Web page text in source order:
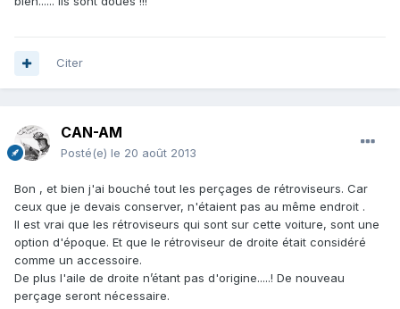
Citer
CAN-AM
Posté(e) le 20 août 2013
Bon , et bien j'ai bouché tout les perçages de rétroviseurs. Car
ceux que je devais conserver, n'étaient pas au même endroit .
Il est vrai que les rétroviseurs qui sont sur cette voiture, sont une
option d'époque. Et que le rétroviseur de droite était considéré
comme un accessoire.
De plus l'aile de droite n’étant pas d'origine.....! De nouveau
perçage seront nécessaire.